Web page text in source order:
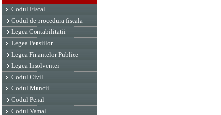
Codul Fiscal
Codul de procedura fiscala
Legea Contabilitatii
Legea Pensiilor
Legea Finantelor Publice
Legea Insolventei
Codul Civil
Codul Muncii
Codul Penal
Codul Vamal